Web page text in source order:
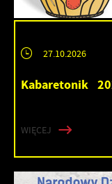
27.10.2026
Kabaretonik
WIĘCEJ